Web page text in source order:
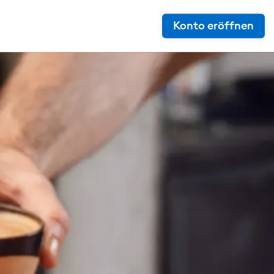
Konto eröffnen